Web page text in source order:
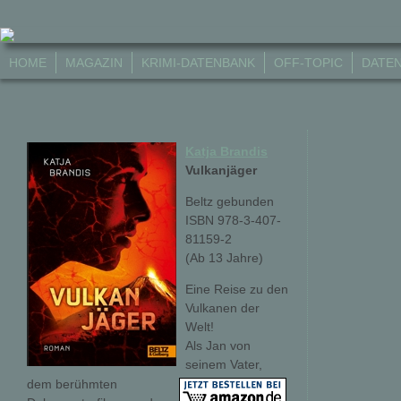
HOME MAGAZIN KRIMI-DATENBANK OFF-TOPIC
Katja Brandis
Vulkanjäger
Beltz gebunden
ISBN 978-3-407-
81159-2
(Ab 13 Jahre)
Eine Reise zu den
Vulkanen der
Welt!
Als Jan von
seinem Vater,
dem berühmten